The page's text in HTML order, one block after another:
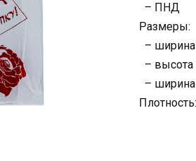
– ПНД
Размеры:
–
–
–